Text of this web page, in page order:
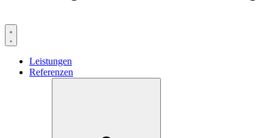
Leistungen
Referenzen